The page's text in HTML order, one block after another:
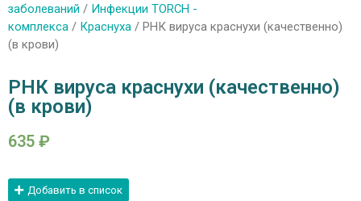
заболеваний / Инфекции TORCH -
комплекса / Краснуха / РНК вируса краснухи (качественно)
(в крови)
РНК вируса краснухи (качественно)
(в крови)
635 ₽
Добавить в список